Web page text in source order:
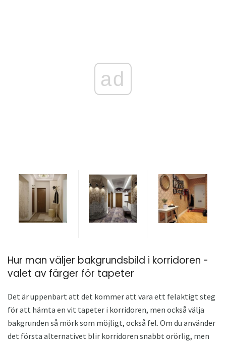
ad
Hur man väljer bakgrundsbild i korridoren -
valet av färger för tapeter
Det är uppenbart att det kommer att vara ett felaktigt steg
för att hämta en vit tapeter i korridoren, men också välja
bakgrunden så mörk som möjligt, också fel. Om du använder
det första alternativet blir korridoren snabbt orörlig, men